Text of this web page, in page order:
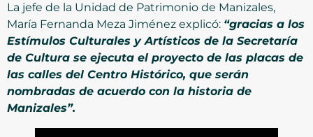
La jefe de la Unidad de Patrimonio de Manizales,
María Fernanda Meza Jiménez explicó: “gracias a los
Estímulos Culturales y Artísticos de la Secretaría
de Cultura se ejecuta el proyecto de las placas de
las calles del Centro Histórico, que serán
nombradas de acuerdo con la historia de
Manizales”.